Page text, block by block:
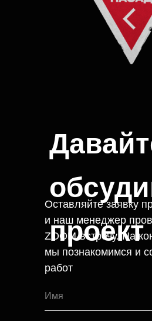
проект
Оставляйте заявку
и наш менеджер
ZOOM-встречу. На
мы познакомимся и
работ